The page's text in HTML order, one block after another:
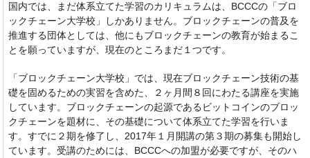
国内では、まだ体系立てた学習のカリキュラムは、BCCCの「ブロ
ックチェーン大学校」しかありません。ブロックチェーンの普及を
推進する団体としては、他にもブロックチェーンの教育が始まるこ
とを願っていますが、現在のところまだ１つです。
「ブロックチェーン大学校」では、現在ブロックチェーン技術の基
礎を固めるための実習を含めた、２ヶ月間８回にわたる講座を実施
しています。ブロックチェーンの起源であるビットコインのブロッ
クチェーンを題材に、その基礎について体系立てた学習を行いま
す。すでに２期を修了し、2017年１月開講の第３期の募集も開始し
ています。受講のためには、BCCCへの加盟が必要ですが、そのハ